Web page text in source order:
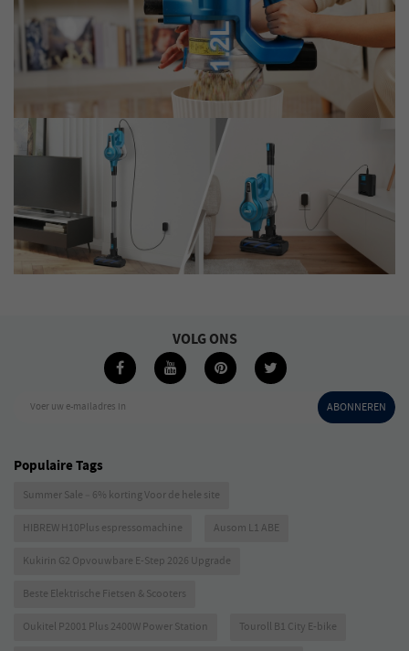
Voer uw e-mailadres in ABONNEREN
VOLG ONS
Populaire Tags
Summer Sale – 6% korting Voor de hele site
HIBREW H10Plus espressomachine Ausom L1 ABE
Kukirin G2 Opvouwbare E-Step 2026 Upgrade
Beste Elektrische Fietsen & Scooters
Oukitel P2001 Plus 2400W Power Station Touroll B1 City E-bike